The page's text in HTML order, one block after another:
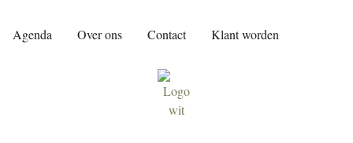
Agenda Over ons Contact Klant worden